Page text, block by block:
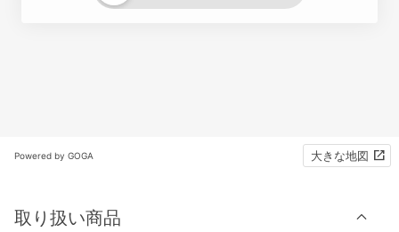
Powered by GOGA 大きな地図
取り扱い商品